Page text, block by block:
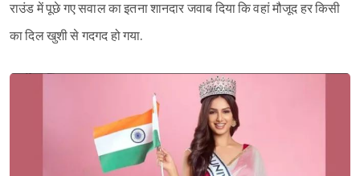
राउंड में पूछे गए सवाल का इतना शानदार जवाब दिया कि वहां मौजूद हर किसी
का दिल खुशी से गदगद हो गया.